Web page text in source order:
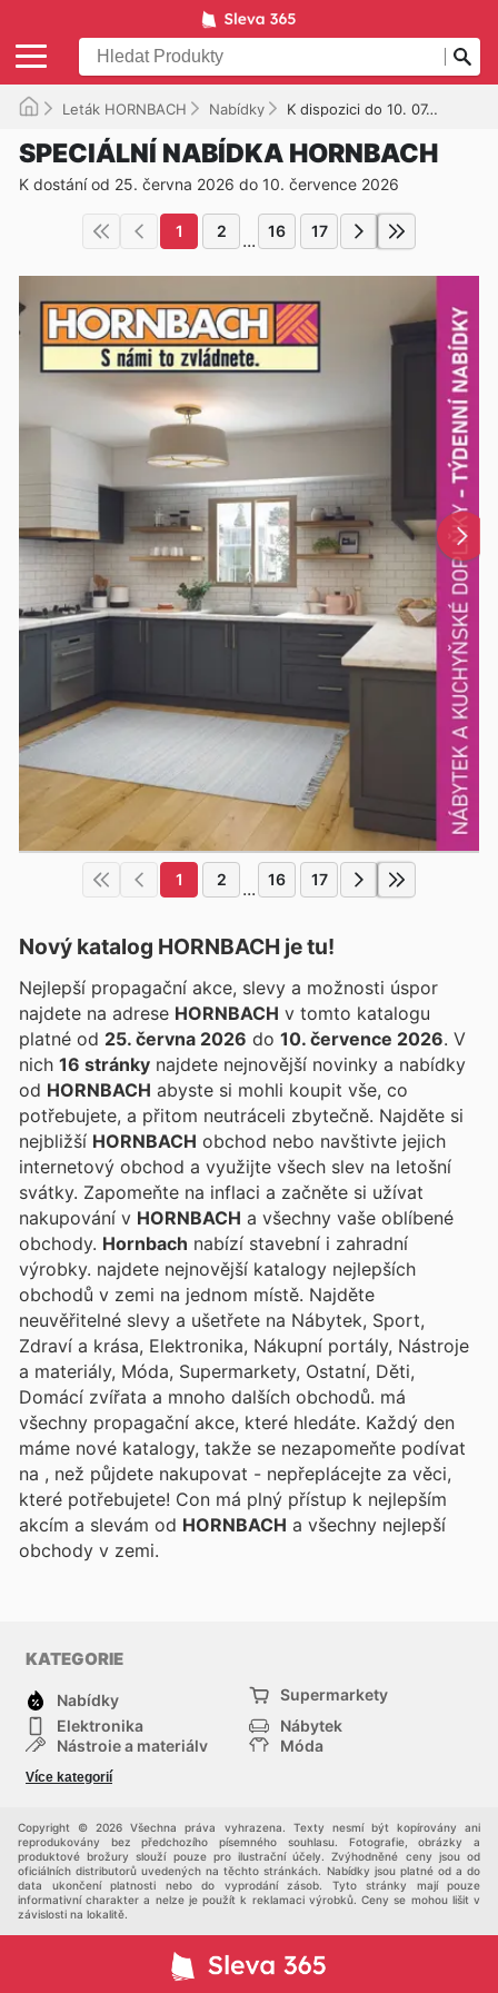
Leták HORNBACH Nabídky K dispozici do 10. 07. 2026
SPECIÁLNÍ NABÍDKA HORNBACH
K dostání od 25. června 2026 do 10. července 2026
1 2 ... 16 17
1 2 ... 16 17
Nový katalog HORNBACH je tu!
Nejlepší propagační akce, slevy a možnosti úspor
najdete na adrese HORNBACH v tomto katalogu
platné od 25. června 2026 do 10. července 2026. V
nich 16 stránky najdete nejnovější novinky a nabídky
od HORNBACH abyste si mohli koupit vše, co
potřebujete, a přitom neutráceli zbytečně. Najděte si
nejbližší HORNBACH obchod nebo navštivte jejich
internetový obchod a využijte všech slev na letošní
svátky. Zapomeňte na inflaci a začněte si užívat
nakupování v HORNBACH a všechny vaše oblíbené
obchody. Hornbach nabízí stavební i zahradní
výrobky. najdete nejnovější katalogy nejlepších
obchodů v zemi na jednom místě. Najděte
neuvěřitelné slevy a ušetřete na Nábytek, Sport,
Zdraví a krása, Elektronika, Nákupní portály, Nástroje
a materiály, Móda, Supermarkety, Ostatní, Děti,
Domácí zvířata a mnoho dalších obchodů. má
všechny propagační akce, které hledáte. Každý den
máme nové katalogy, takže se nezapomeňte podívat
na , než půjdete nakupovat - nepřeplácejte za věci,
které potřebujete! Con má plný přístup k nejlepším
akcím a slevám od HORNBACH a všechny nejlepší
obchody v zemi.
KATEGORIE
Nabídky
Supermarkety
Elektronika
Nábytek
Nástroje a materiály
Móda
Děti
Více kategorií
Copyright © 2026 Všechna práva vyhrazena. Texty nesmí být kopírovány ani
reprodukovány bez předchozího písemného souhlasu. Fotografie, obrázky a
produktové brožury slouží pouze pro ilustrační účely. Zvýhodněné ceny jsou od
oficiálních distributorů uvedených na těchto stránkách. Nabídky jsou platné od a do
data ukončení platnosti nebo do vyprodání zásob. Tyto stránky mají pouze
informativní charakter a nelze je použít k reklamaci výrobků. Ceny se mohou lišit v
závislosti na lokalitě.